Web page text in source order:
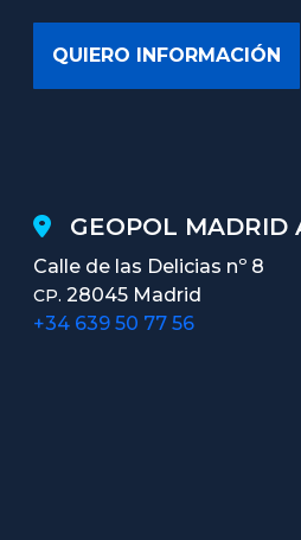
GEOPOL MADRID
Calle de las Delicias nº 8
CP. 28045 Madrid
+34 639 50 77 56